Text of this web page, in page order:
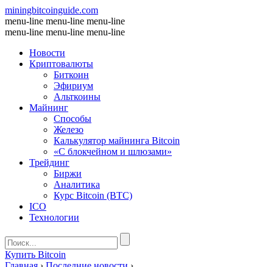
miningbitcoinguide.com
menu-line menu-line menu-line
menu-line menu-line menu-line
Новости
Криптовалюты
Биткоин
Эфириум
Альткоины
Майнинг
Способы
Железо
Калькулятор майнинга Bitcoin
«С блокчейном и шлюзами»
Трейдинг
Биржи
Аналитика
Курс Bitcoin (BTC)
ICO
Технологии
Купить Bitcoin